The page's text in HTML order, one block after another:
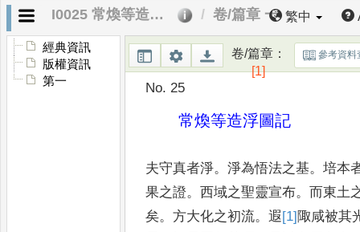
I0025 常煥等造浮圖記 卷/篇章 一 繁中
經典資訊
版權資訊
第一
卷/篇章：
[1]
參考資料
No. 25
常煥等造浮圖記
夫守真者淨。淨為悟法之基。培本
果之證。 西域之聖靈宣布。 而東土
矣。方大化之初流。遐 [1] 陬咸被其